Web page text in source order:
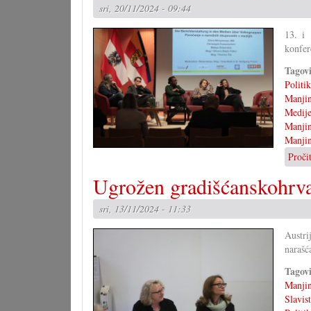
sri, 20/11/2024 - 09:44
13. i
Medije
Ugrožen
sri, 13/11/2024 - 11:33